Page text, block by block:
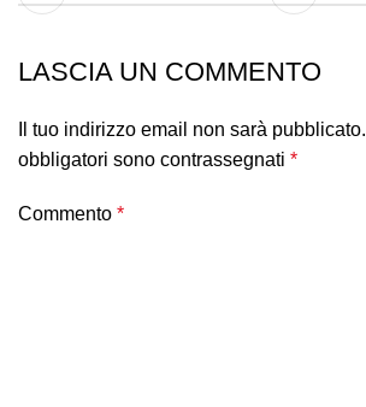
LASCIA UN COMMENTO
Il tuo indirizzo email non sarà pubblicato.
obbligatori sono contrassegnati *
Commento *